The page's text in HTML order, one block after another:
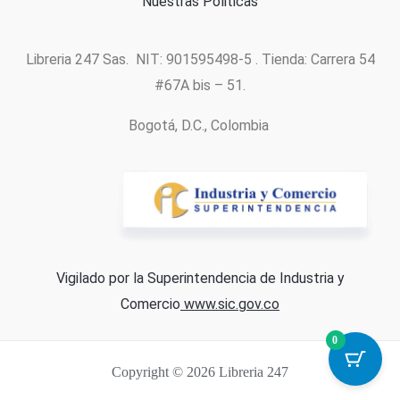
Libreria 247 Sas. NIT: 901595498-5 . Tienda: Carrera 54
#67A bis – 51.
Bogotá, D.C., Colombia
Vigilado por la Superintendencia de Industria y
Comercio www.sic.gov.co
Copyright © 2026 Libreria 247
0